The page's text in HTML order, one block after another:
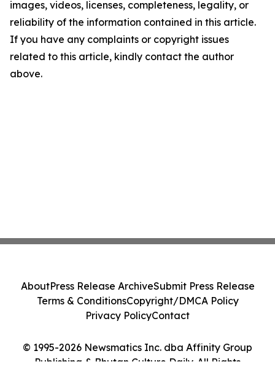
images, videos, licenses, completeness, legality, or
reliability of the information contained in this article.
If you have any complaints or copyright issues
related to this article, kindly contact the author
above.
© 1995-2026 Newsmatics Inc. dba Affinity Group
Publishing & Bhutan Culture Daily. All Rights
AboutPress Release ArchiveSubmit Press Release
Terms & ConditionsCopyright/DMCA Policy
Privacy PolicyContact